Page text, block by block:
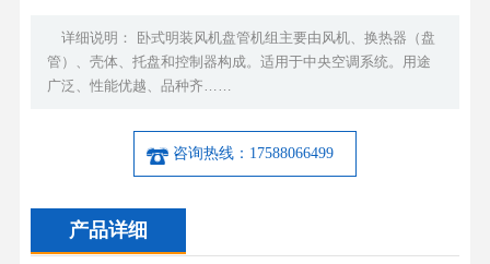
详细说明： 卧式明装风机盘管机组主要由风机、换热器（盘
管）、壳体、托盘和控制器构成。适用于中央空调系统。用途
广泛、性能优越、品种齐……
咨询热线：17588066499
产品详细